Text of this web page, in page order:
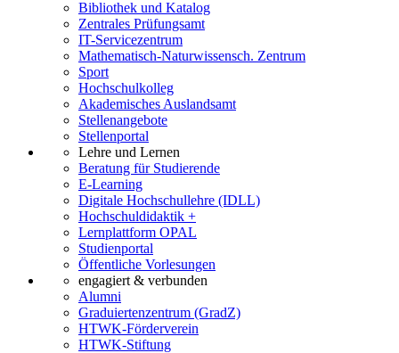
Bibliothek und Katalog
Zentrales Prüfungsamt
IT-Servicezentrum
Mathematisch-Naturwissensch. Zentrum
Sport
Hochschulkolleg
Akademisches Auslandsamt
Stellenangebote
Stellenportal
Lehre und Lernen
Beratung für Studierende
E-Learning
Digitale Hochschullehre (IDLL)
Hochschuldidaktik +
Lernplattform OPAL
Studienportal
Öffentliche Vorlesungen
engagiert & verbunden
Alumni
Graduiertenzentrum (GradZ)
HTWK-Förderverein
HTWK-Stiftung